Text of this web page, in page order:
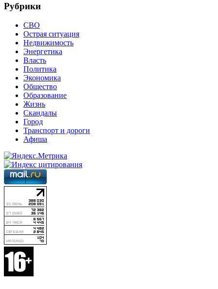
Рубрики
СВО
Острая ситуация
Недвижимость
Энергетика
Власть
Политика
Экономика
Общество
Образование
Жизнь
Скандалы
Город
Транспорт и дороги
Афиша